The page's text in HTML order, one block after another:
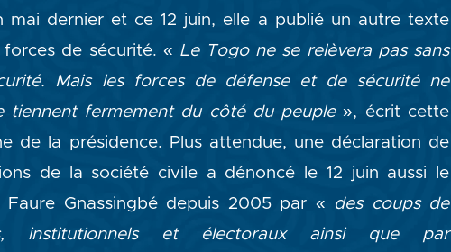
dernier et ce 12 juin, elle a publié un autre texte
de sécurité. « Le Togo ne se relèvera pas sans
Mais les forces de défense et de sécurité ne
tiennent fermement du côté du peuple», écrit cette
de la présidence. Plus attendue, une déclaration de
de la société civile a dénoncé le 12 juin aussi le
Gnassingbé depuis 2005 par «
des coups de
institutionnels et électoraux ainsi que par